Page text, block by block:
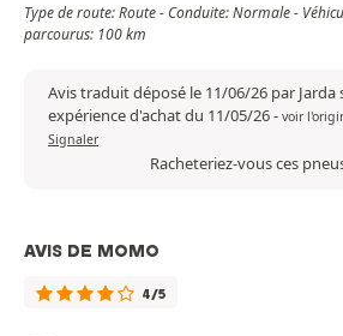
Type de route: Route - Conduite: Normale -
parcourus: 100 km
Avis traduit déposé le 11/06/26 par Jarda
expérience d'achat du 11/05/26- voir
Signaler
Racheteriez-vous ces
AVIS DE MOMO
4/5